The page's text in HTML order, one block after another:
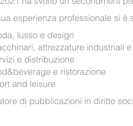
esperienza professionale si
lusso e design
attrezzature industriali
e distribuzione
e ristorazione
and leisure
di pubblicazioni in diritto